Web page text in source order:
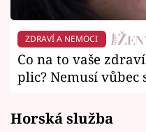
ZDRAVÍ A NEMOCI
Co na to vaše
plic? Nemusí vůbec
Horská služba